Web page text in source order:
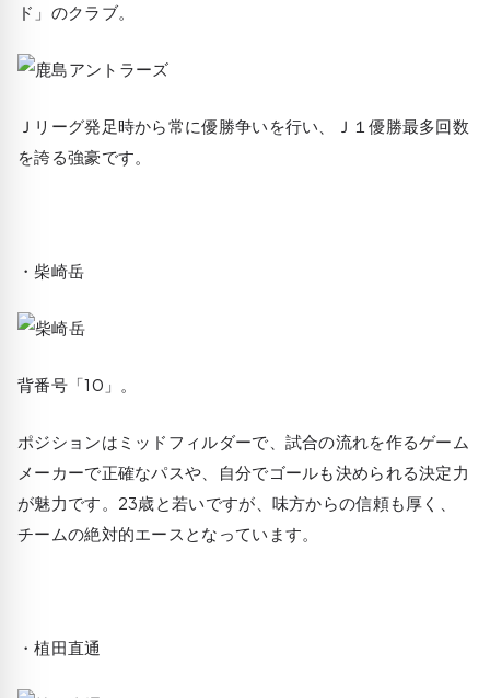
ド」のクラブ。
Ｊリーグ発足時から常に優勝争いを行い、Ｊ１優勝最多回数
を誇る強豪です。
・柴崎岳
背番号「10」。
ポジションはミッドフィルダーで、試合の流れを作るゲーム
メーカーで正確なパスや、自分でゴールも決められる決定力
が魅力です。23歳と若いですが、味方からの信頼も厚く、
チームの絶対的エースとなっています。
・植田直通